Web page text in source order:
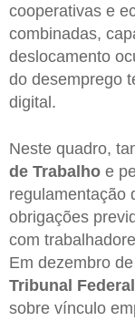
cooperativas e
combinadas,
deslocamento
do desemprego
digital.
Neste quadro,
de Trabalho e
regulamentação
obrigações
com
Em dezembro
Tribunal Federal
sobre vínculo